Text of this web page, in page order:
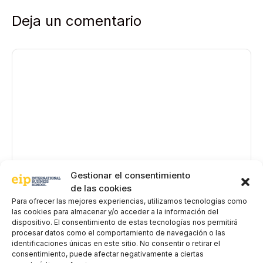
Gestionar el consentimiento
de las cookies
Para ofrecer las mejores experiencias, utilizamos tecnologías como
las cookies para almacenar y/o acceder a la información del
dispositivo. El consentimiento de estas tecnologías nos permitirá
procesar datos como el comportamiento de navegación o las
identificaciones únicas en este sitio. No consentir o retirar el
consentimiento, puede afectar negativamente a ciertas
Deja un comentario
Comentario
Nombre
Correo
electrónico
EIP International Business School te informa que los datos del